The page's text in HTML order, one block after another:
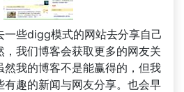
一些digg模式的网站去分享自己
，我们博客会获取更多的网友关
然我的博客不是能赢得的，但我
有趣的新闻与网友分享。也会早